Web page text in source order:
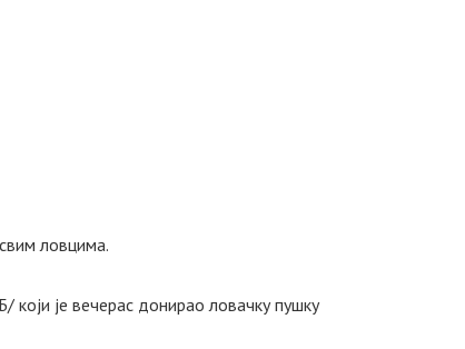
ловцима.
је вечерас донирао ловачку пушку